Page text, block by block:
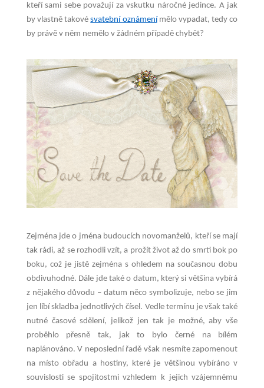
kteří sami sebe považují za vskutku náročné jedince. A jak
by vlastně takovésvatební oznámenímělo vypadat, tedy co
by právě v něm nemělo v žádném případě chybět?
Zejména jde o jména budoucích novomanželů, kteří se mají
tak rádi, až se rozhodli vzít, a prožít život až do smrti bok po
boku, což je jistě zejména s ohledem na současnou dobu
obdivuhodné. Dále jde také o datum, který si většina vybírá
z nějakého důvodu – datum něco symbolizuje, nebo se jim
jen líbí skladba jednotlivých čísel. Vedle termínu je však také
nutné časové sdělení, jelikož jen tak je možné, aby vše
proběhlo přesně tak, jak to bylo černé na bílém
naplánováno. V neposlední řadě však nesmíte zapomenout
na místo obřadu a hostiny, které je většinou vybíráno v
souvislosti se spojitostmi vzhledem k jejich vzájemnému